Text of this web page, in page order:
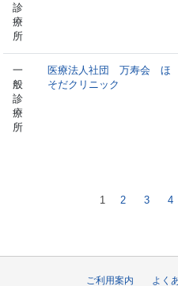
診
療
所
一
般
診
療
所
医療法人社団 万寿会 ほ
そだクリニック
1 2 3 4
ご利用案内 よく